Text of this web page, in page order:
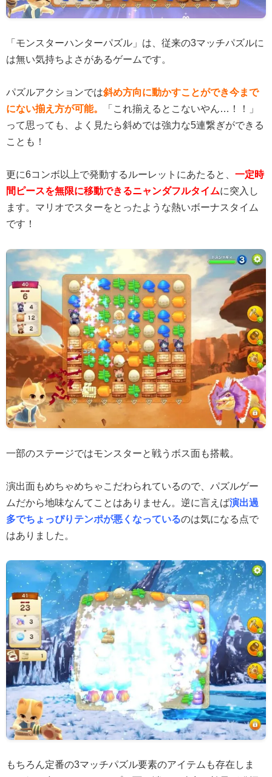
「モンスターハンターパズル」は、従来の3マッチパズルに
は無い気持ちよさがあるゲームです。
パズルアクションでは斜め方向に動かすことができ今まで
にない揃え方が可能。
「これ揃えるとこないやん…！！」
って思っても、よく見たら斜めでは強力な5連繋ぎができる
ことも！
更に6コンボ以上で発動するルーレットにあたると、 一定時
間ピースを無限に移動できるニャンダフルタイムに突入し
ます。マリオでスターをとったような熱いボーナスタイム
です！
一部のステージではモンスターと戦うボス面も搭載。
演出面もめちゃめちゃこだわられているので、パズルゲー
ムだから地味なんてことはありません。逆に言えば演出過
多でちょっぴりテンポが悪くなっているのは気になる点で
はありました。
もちろん定番の3マッチパズル要素のアイテムも存在しま